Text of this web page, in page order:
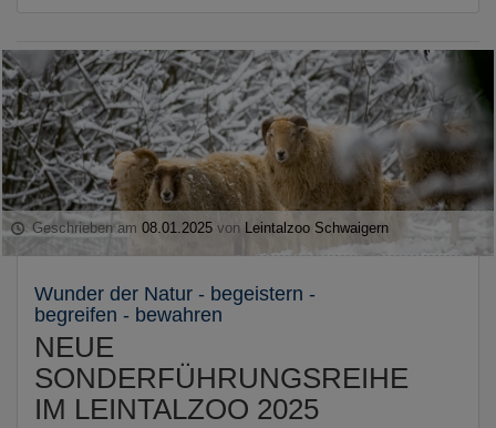
Geschrieben am08.01.2025 von Leintalzoo Schwaigern
Wunder der Natur - begeistern -
begreifen - bewahren
NEUE
SONDERFÜHRUNGSREIHE
IM LEINTALZOO 2025